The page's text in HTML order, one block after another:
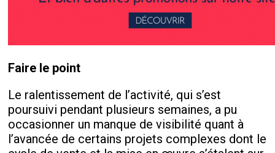
Faire le point
Le ralentissement de l’activité, qui s’est
poursuivi pendant plusieurs semaines, a pu
occasionner un manque de visibilité quant à
l’avancée de certains projets complexes dont le